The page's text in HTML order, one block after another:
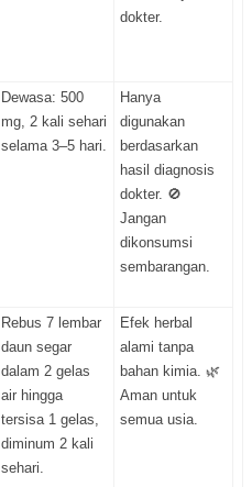
dokter.
Dewasa: 500
mg, 2 kali sehari
selama 3–5 hari.
Hanya
digunakan
berdasarkan
hasil diagnosis
dokter. 🚫
Jangan
dikonsumsi
sembarangan.
Rebus 7 lembar
daun segar
dalam 2 gelas
air hingga
tersisa 1 gelas,
diminum 2 kali
sehari.
Efek herbal
alami tanpa
bahan kimia. 🌿
Aman untuk
semua usia.